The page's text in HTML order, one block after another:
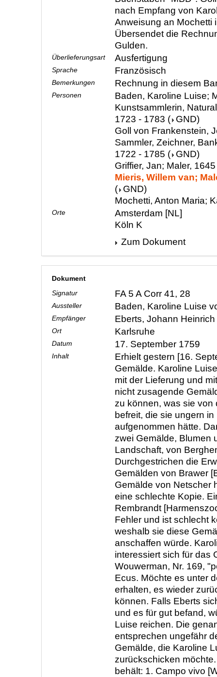
nach Empfang von
Anweisung an Mochetti
Übersendet die
Gulden.
Überlieferungsart Ausfertigung
Sprache Französisch
Bemerkungen Rechnung in diesem
Personen
Baden, Karoline Luise;
Kunstsammlerin,
1723 - 1783 ( GND)
Goll von Frankenstein,
Sammler, Zeichner,
1722 - 1785 ( GND)
Griffier, Jan; Maler,
Mieris, Willem van;
( GND)
Mochetti, Anton Maria;
Orte
Amsterdam [NL]
Köln K
Zum Dokument
Dokument
Signatur
FA 5 A Corr 41, 28
Aussteller Baden, Karoline Luise
Empfänger Eberts, Johann Heinrich
Ort Karlsruhe
Datum 17. September 1759
Inhalt
Erhielt gestern [16.
Gemälde. Karoline
mit der Lieferung und
nicht zusagende
zu können, was sie von
befreit, die sie ungern
aufgenommen hätte.
zwei Gemälde, Blumen
Landschaft, von
Durchgestrichen die
Gemälden von Brawer
Gemälde von Netscher
eine schlechte Kopie.
Rembrandt
Fehler und ist schlecht
weshalb sie diese
anschaffen würde.
interessiert sich für das
Wouwerman, Nr. 169,
Ecus. Möchte es unter
erhalten, es wieder
können. Falls Eberts
und es für gut befand,
Luise reichen. Die
entsprechen ungefähr
Gemälde, die Karoline
zurückschicken
behält: 1. Campo vivo